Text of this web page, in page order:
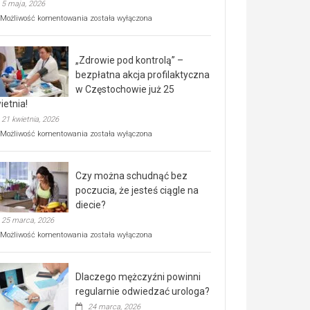
5 maja, 2026
Możliwość komentowania Rusza
rehabilitacji
dla
seniorów!
została wyłączona
„Zdrowie pod kontrolą” –
bezpłatna akcja profilaktyczna
w Częstochowie już 25
21 kwietnia, 2026
Możliwość komentowania „Zdrowie
bezpłatna
akcja
profilaktyczna
w
już
kwietnia!
została wyłączona
Czy można schudnąć bez
poczucia, że jesteś ciągle na
diecie?
25 marca, 2026
Możliwość komentowania Czy
poczucia,
że
została wyłączona
Dlaczego mężczyźni powinni
regularnie odwiedzać urologa?
24 marca, 2026